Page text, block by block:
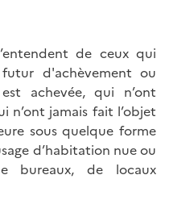
de ceux qui
d'achèvement ou
achevée, qui n’ont
n’ont jamais fait l’objet
sous quelque forme
d’habitation nue ou
bureaux, de locaux